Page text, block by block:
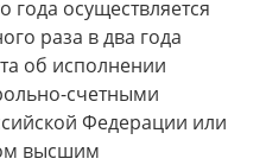
года осуществляется
раза в два года
об исполнении
счетными
Федерации или
высшим